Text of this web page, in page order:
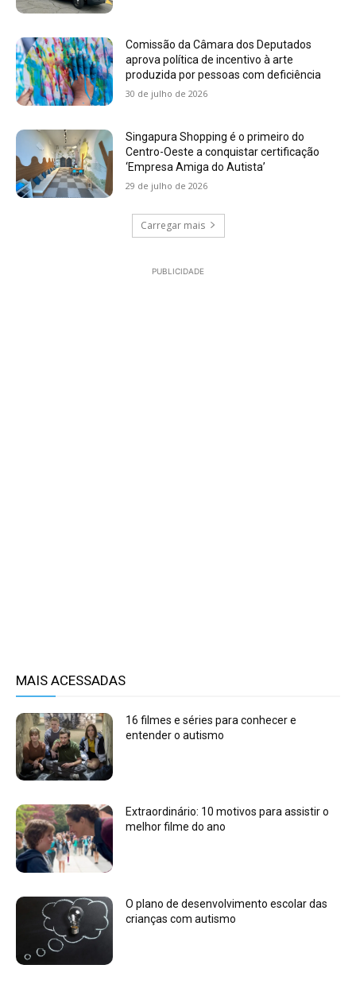
Comissão da Câmara dos Deputados
aprova política de incentivo à arte
produzida por pessoas com deficiência
30 de julho de 2026
Singapura Shopping é o primeiro do
Centro-Oeste a conquistar certificação
‘Empresa Amiga do Autista’
29 de julho de 2026
Carregar mais
PUBLICIDADE
MAIS ACESSADAS
16 filmes e séries para conhecer e
entender o autismo
Extraordinário: 10 motivos para assistir o
melhor filme do ano
O plano de desenvolvimento escolar das
crianças com autismo